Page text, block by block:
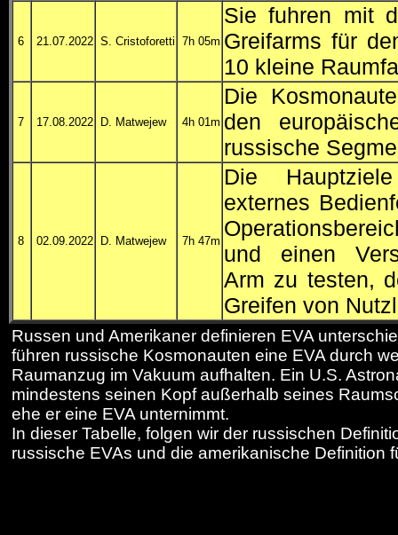
6 21.07.2022 S. Cristoforetti 7h 05m
Sie fuhren mit
Greifarms für
10 kleine
7 17.08.2022 D. Matwejew 4h 01m
Die
den
russische
8 02.09.2022 D. Matwejew 7h 47m
Die
externes
und einen
Arm zu testen,
Greifen von
Russen und Amerikaner definieren EVA
führen russische Kosmonauten eine EVA durch
Raumanzug im Vakuum aufhalten. Ein U.S.
mindestens seinen Kopf außerhalb seines
ehe er eine EVA unternimmt.
In dieser Tabelle, folgen wir der russischen
russische EVAs und die amerikanische Definition